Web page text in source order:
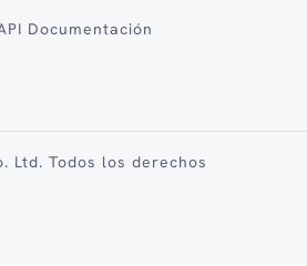
Documentación
Ltd. Todos los derechos